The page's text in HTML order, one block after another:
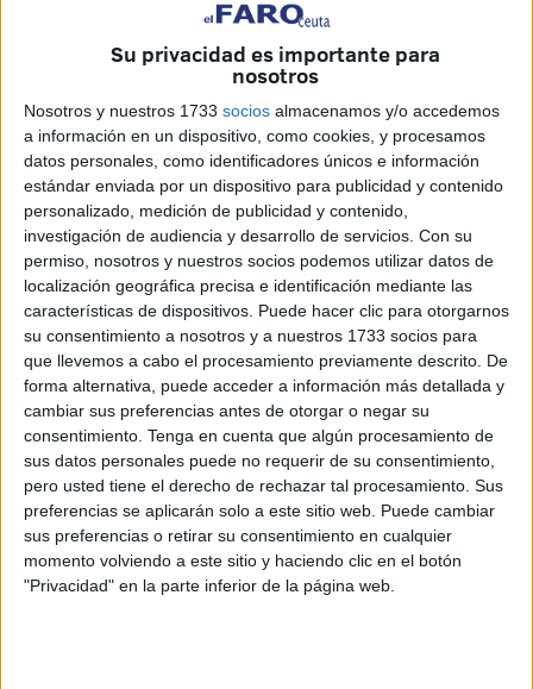
Su privacidad es importante para
nosotros
Nosotros y nuestros 1733 socios almacenamos y/o accedemos
a información en un dispositivo, como cookies, y procesamos
datos personales, como identificadores únicos e información
estándar enviada por un dispositivo para publicidad y contenido
personalizado, medición de publicidad y contenido,
investigación de audiencia y desarrollo de servicios. Con su
permiso, nosotros y nuestros socios podemos utilizar datos de
localización geográfica precisa e identificación mediante las
características de dispositivos. Puede hacer clic para otorgarnos
su consentimiento a nosotros y a nuestros 1733 socios para
que llevemos a cabo el procesamiento previamente descrito. De
forma alternativa, puede acceder a información más detallada y
cambiar sus preferencias antes de otorgar o negar su
consentimiento. Tenga en cuenta que algún procesamiento de
sus datos personales puede no requerir de su consentimiento,
pero usted tiene el derecho de rechazar tal procesamiento. Sus
preferencias se aplicarán solo a este sitio web. Puede cambiar
sus preferencias o retirar su consentimiento en cualquier
momento volviendo a este sitio y haciendo clic en el botón
"Privacidad" en la parte inferior de la página web.
Imágenes: El Faro
Después de adelantar eltraslado de sus Sagrados
Titulares desde la Iglesia de San Ildefonsoa su Casa de
Hermandad de la avenida España, laHermandad del
Medinaceli de Ceuta hará este lunes su salida procesional
con sus características túnicas moradas de cola con
cinturón de esparto a las 19.00 horas si la meteorología y
la amenaza de precipitaciones no lo impiden.
Con cerca de medio centenar de costaleros tanto en el
paso del Cristo como en el de María Santísima de los
Dolores, estaSemana Santase podrá ver bordada en su
totalidad la túnica confeccionada en Bollulos Par del
Condado. La Virgen portará entre sus manos un delicado
pañuelo con encajes traído de la capital hispalense, entre